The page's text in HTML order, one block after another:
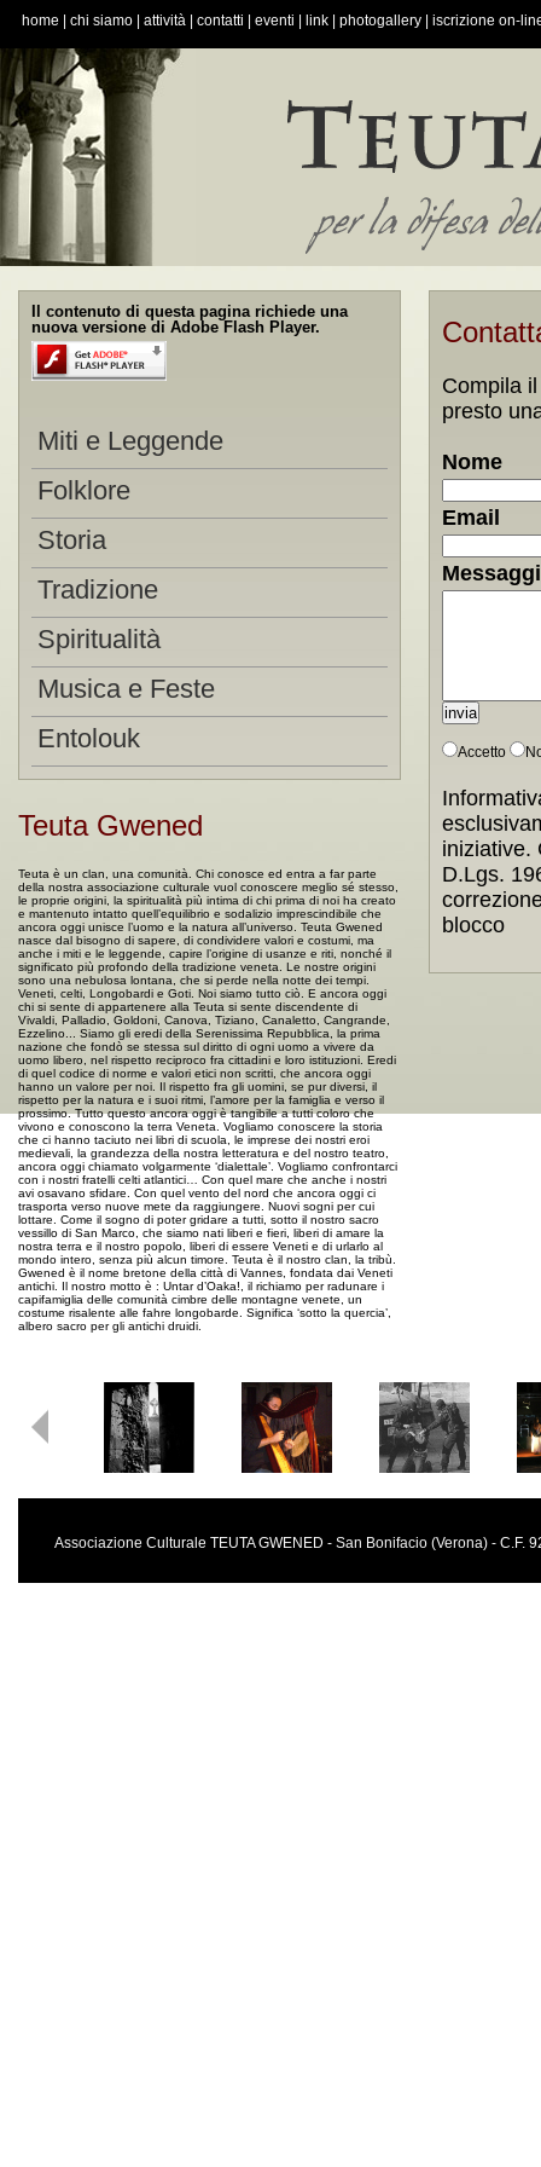
home chi siamo attività contatti eventi link photogallery iscrizione on-
Il contenuto di questa pagina richiede una
nuova versione di Adobe Flash Player.
Miti e Leggende
Folklore
Storia
Tradizione
Spiritualità
Musica e Feste
Entolouk
Teuta Gwened
Teuta è un clan, una comunità. Chi conosce ed entra a far parte
della nostra associazione culturale vuol conoscere meglio sé stesso,
le proprie origini, la spiritualità più intima di chi prima di noi ha creato
e mantenuto intatto quell’equilibrio e sodalizio imprescindibile che
ancora oggi unisce l’uomo e la natura all’universo. Teuta Gwened
nasce dal bisogno di sapere, di condividere valori e costumi, ma
anche i miti e le leggende, capire l’origine di usanze e riti, nonché il
significato più profondo della tradizione veneta. Le nostre origini
sono una nebulosa lontana, che si perde nella notte dei tempi.
Veneti, celti, Longobardi e Goti. Noi siamo tutto ciò. E ancora oggi
chi si sente di appartenere alla Teuta si sente discendente di
Vivaldi, Palladio, Goldoni, Canova, Tiziano, Canaletto, Cangrande,
Ezzelino... Siamo gli eredi della Serenissima Repubblica, la prima
nazione che fondò se stessa sul diritto di ogni uomo a vivere da
uomo libero, nel rispetto reciproco fra cittadini e loro istituzioni. Eredi
di quel codice di norme e valori etici non scritti, che ancora oggi
hanno un valore per noi. Il rispetto fra gli uomini, se pur diversi, il
rispetto per la natura e i suoi ritmi, l’amore per la famiglia e verso il
prossimo. Tutto questo ancora oggi è tangibile a tutti coloro che
vivono e conoscono la terra Veneta. Vogliamo conoscere la storia
che ci hanno taciuto nei libri di scuola, le imprese dei nostri eroi
medievali, la grandezza della nostra letteratura e del nostro teatro,
ancora oggi chiamato volgarmente ‘dialettale’. Vogliamo confrontarci
con i nostri fratelli celti atlantici… Con quel mare che anche i nostri
avi osavano sfidare. Con quel vento del nord che ancora oggi ci
trasporta verso nuove mete da raggiungere. Nuovi sogni per cui
lottare. Come il sogno di poter gridare a tutti, sotto il nostro sacro
vessillo di San Marco, che siamo nati liberi e fieri, liberi di amare la
nostra terra e il nostro popolo, liberi di essere Veneti e di urlarlo al
mondo intero, senza più alcun timore. Teuta è il nostro clan, la tribù.
Gwened è il nome bretone della città di Vannes, fondata dai Veneti
antichi. Il nostro motto è : Untar d’Oaka!, il richiamo per radunare i
capifamiglia delle comunità cimbre delle montagne venete, un
costume risalente alle fahre longobarde. Significa ‘sotto la quercia’,
albero sacro per gli antichi druidi.
Compila
presto
Nome
Email
Accetto
iniziative.
D.Lgs.
blocco
Associazione Culturale TEUTA GWENED - San Bonifacio (Verona) - C.F.